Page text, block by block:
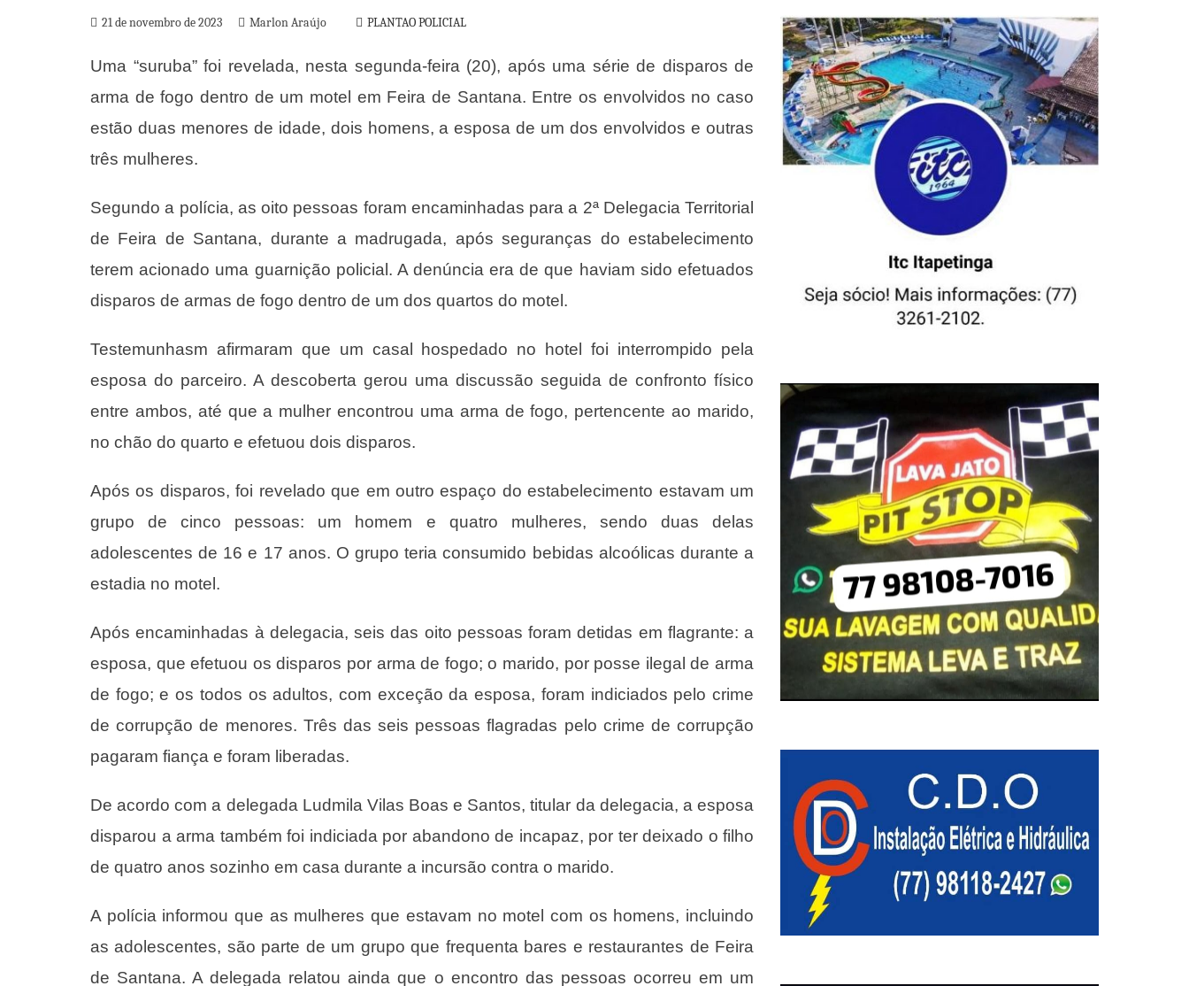
21 de novembro de 2023 Marlon Araújo PLANTAO POLICIAL
Uma “suruba” foi revelada, nesta segunda-feira (20), após uma série de disparos de
arma de fogo dentro de um motel em Feira de Santana. Entre os envolvidos no caso
estão duas menores de idade, dois homens, a esposa de um dos envolvidos e outras
três mulheres.
Segundo a polícia, as oito pessoas foram encaminhadas para a 2ª Delegacia Territorial
de Feira de Santana, durante a madrugada, após seguranças do estabelecimento
terem acionado uma guarnição policial. A denúncia era de que haviam sido efetuados
disparos de armas de fogo dentro de um dos quartos do motel.
Testemunhasm afirmaram que um casal hospedado no hotel foi interrompido pela
esposa do parceiro. A descoberta gerou uma discussão seguida de confronto físico
entre ambos, até que a mulher encontrou uma arma de fogo, pertencente ao marido,
no chão do quarto e efetuou dois disparos.
Após os disparos, foi revelado que em outro espaço do estabelecimento estavam um
grupo de cinco pessoas: um homem e quatro mulheres, sendo duas delas
adolescentes de 16 e 17 anos. O grupo teria consumido bebidas alcoólicas durante a
estadia no motel.
Após encaminhadas à delegacia, seis das oito pessoas foram detidas em flagrante: a
esposa, que efetuou os disparos por arma de fogo; o marido, por posse ilegal de arma
de fogo; e os todos os adultos, com exceção da esposa, foram indiciados pelo crime
de corrupção de menores. Três das seis pessoas flagradas pelo crime de corrupção
pagaram fiança e foram liberadas.
De acordo com a delegada Ludmila Vilas Boas e Santos, titular da delegacia, a esposa
disparou a arma também foi indiciada por abandono de incapaz, por ter deixado o filho
de quatro anos sozinho em casa durante a incursão contra o marido.
A polícia informou que as mulheres que estavam no motel com os homens, incluindo
as adolescentes, são parte de um grupo que frequenta bares e restaurantes de Feira
de Santana. A delegada relatou ainda que o encontro das pessoas ocorreu em um